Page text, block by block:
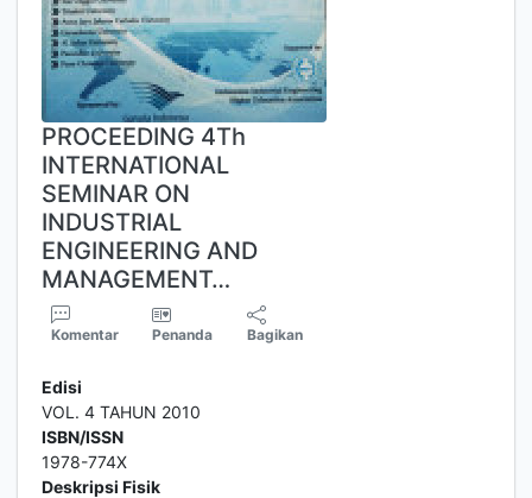
PROCEEDING 4Th
INTERNATIONAL
SEMINAR ON
INDUSTRIAL
ENGINEERING AND
MANAGEMENT…
Komentar Penanda Bagikan
Edisi
VOL. 4 TAHUN 2010
ISBN/ISSN
1978-774X
Deskripsi Fisik